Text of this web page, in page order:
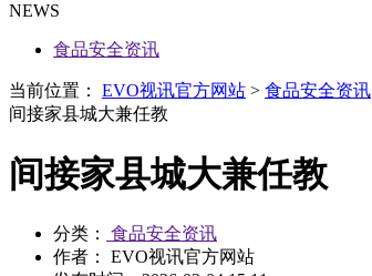
NEWS
食品安全资讯
当前位置： EVO视讯官方网站 > 食品安全资讯
间接家县城大兼任教
间接家县城大兼任教
分类：
食品安全资讯
作者： EVO视讯官方网站